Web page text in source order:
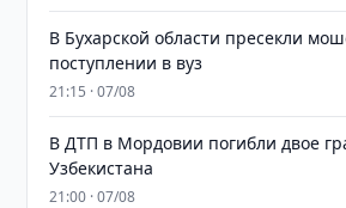
В Бухарской области пресекли
поступлении в вуз
21:15 · 07/08
В ДТП в Мордовии погибли двое
Узбекистана
21:00 · 07/08